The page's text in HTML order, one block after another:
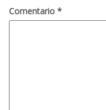
Comentario *